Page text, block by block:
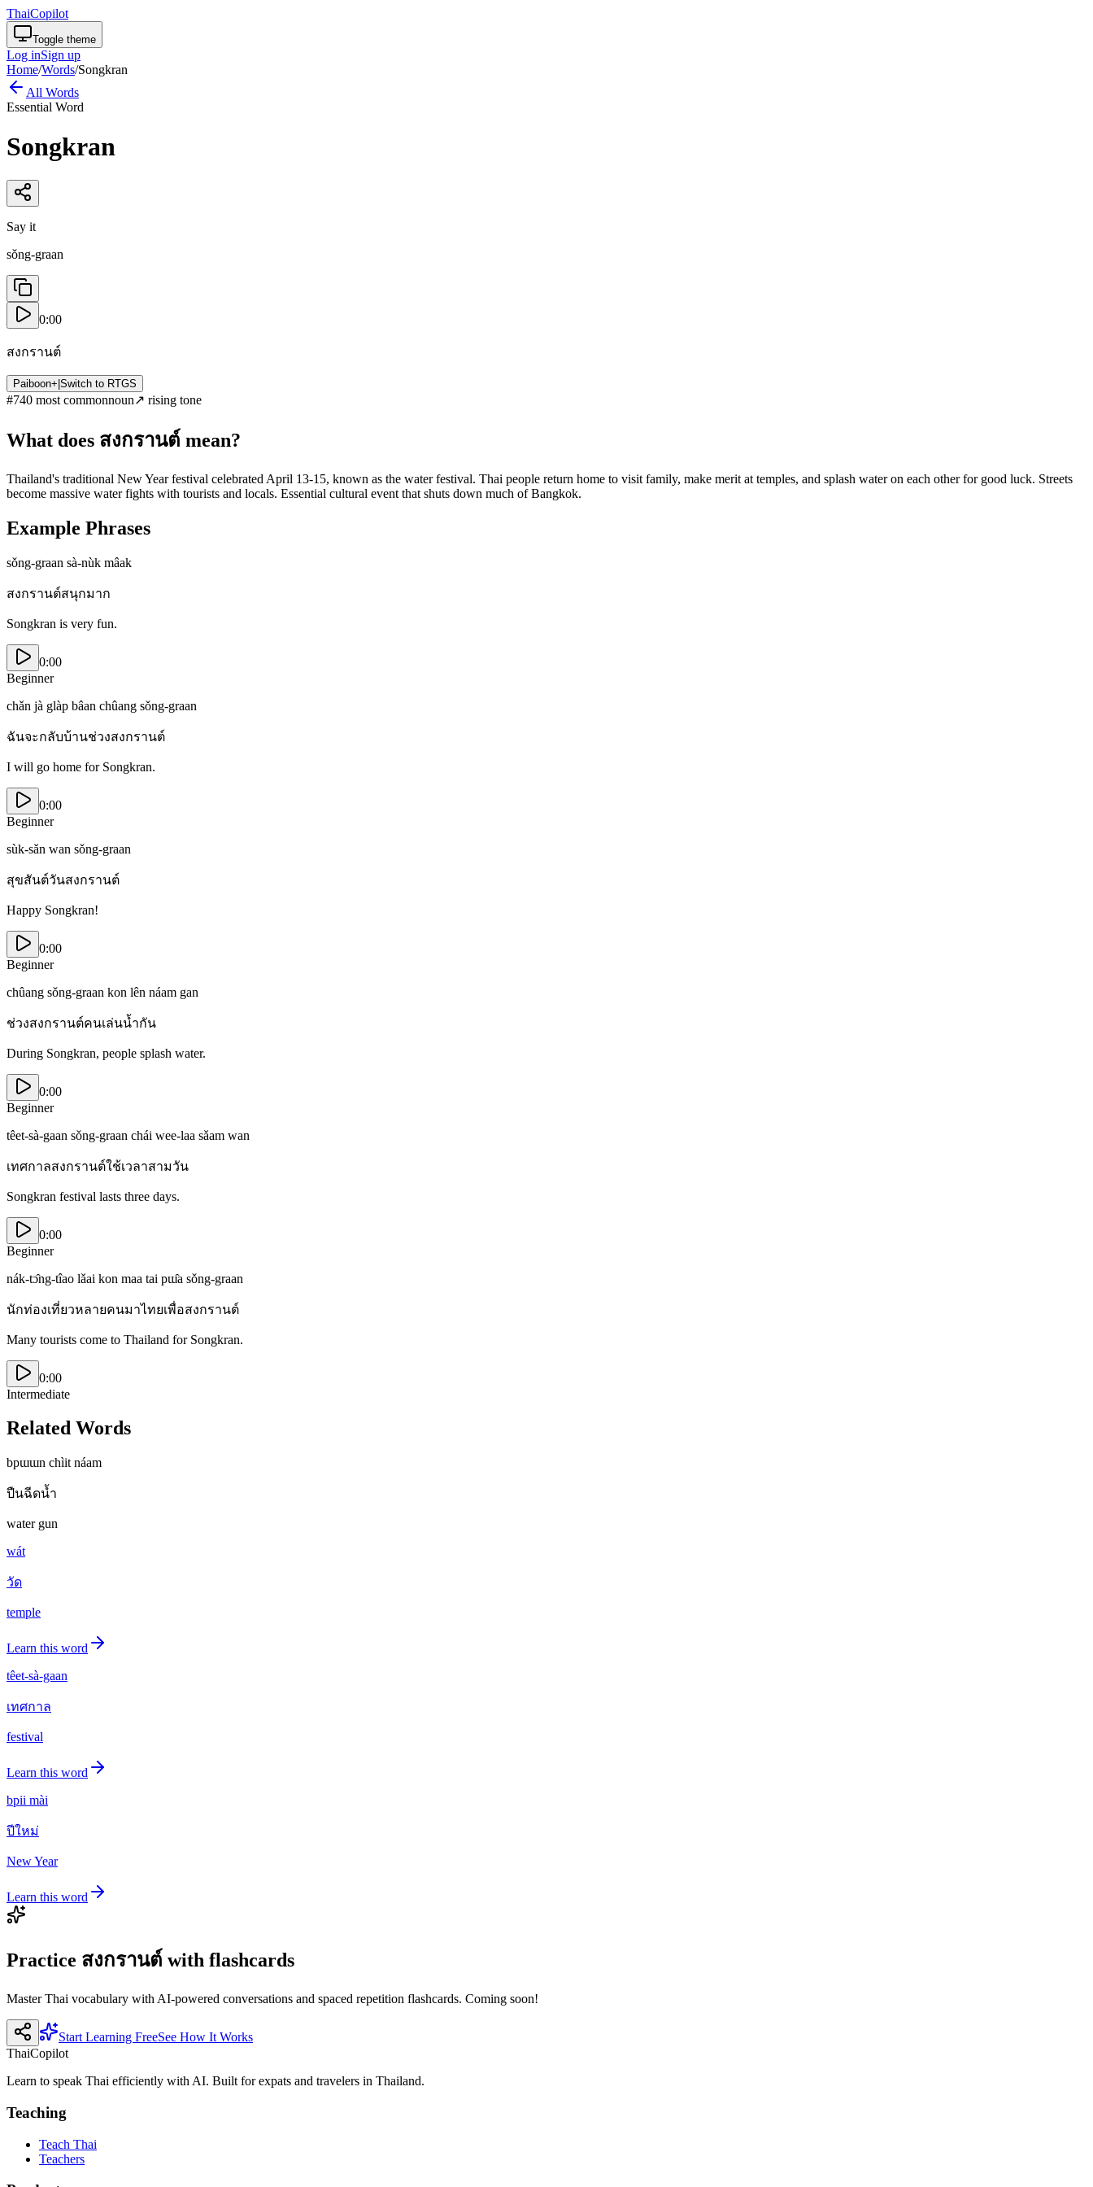
ThaiCopilot
Toggle theme
Log inSign up
Home/Words/Songkran
All Words
Essential Word
Songkran
Say it
sǒng-graan
0:00
สงกรานต์
Paiboon+ Switch to RTGS
#740 most commonnoun↗ rising tone
What does สงกรานต์ mean?
Thailand's traditional New Year festival celebrated April 13-15, known as the water festival. Thai people return home to visit family, make merit at temples, and splash water on each other for good luck. Streets
become massive water fights with tourists and locals. Essential cultural event that shuts down much of Bangkok.
Example Phrases
sǒng-graan sà-nùk mâak
สงกรานต์สนุกมาก
Songkran is very fun.
0:00
Beginner
chǎn jà glàp bâan chûang sǒng-graan
ฉันจะกลับบ้านช่วงสงกรานต์
I will go home for Songkran.
0:00
Beginner
sùk-sǎn wan sǒng-graan
สุขสันต์วันสงกรานต์
Happy Songkran!
0:00
Beginner
chûang sǒng-graan kon lên náam gan
ช่วงสงกรานต์คนเล่นน้ำกัน
During Songkran, people splash water.
0:00
Beginner
têet-sà-gaan sǒng-graan chái wee-laa sǎam wan
เทศกาลสงกรานต์ใช้เวลาสามวัน
Songkran festival lasts three days.
0:00
Beginner
nák-tɔ̂ng-tîao lǎai kon maa tai pɯ̂a sǒng-graan
นักท่องเที่ยวหลายคนมาไทยเพื่อสงกรานต์
Many tourists come to Thailand for Songkran.
0:00
Intermediate
Related Words
bpɯɯn chìit náam
ปืนฉีดน้ำ
water gun
wát
วัด
temple
Learn this word
têet-sà-gaan
เทศกาล
festival
Learn this word
bpii mài
ปีใหม่
New Year
Learn this word
Practice สงกรานต์ with flashcards
Master Thai vocabulary with AI-powered conversations and spaced repetition flashcards. Coming soon!
Start Learning FreeSee How It Works
ThaiCopilot
Learn to speak Thai efficiently with AI. Built for expats and travelers in Thailand.
Teaching
Teach Thai
Teachers